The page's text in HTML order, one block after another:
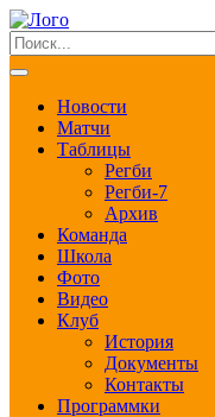
Новости
Матчи
Таблицы
Регби
Регби-7
Архив
Команда
Школа
Фото
Видео
Клуб
История
Документы
Контакты
Программки